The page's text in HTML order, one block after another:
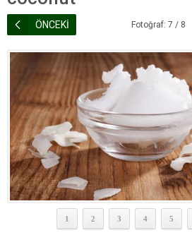
ÖNCEKİ Fotoğraf: 7 / 8
1 2 3 4 5